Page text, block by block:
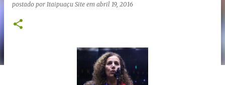
postado por Itaipuaçu Site em abril 19, 2016